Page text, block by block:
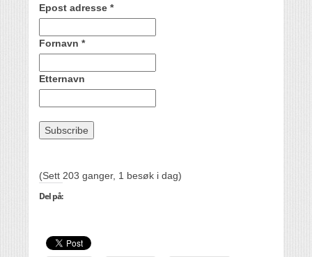
Epost adresse *
Fornavn *
Etternavn
(Sett 203 ganger, 1 besøk i dag)
Del på: